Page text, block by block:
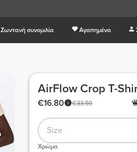
Ζωντανή συνομιλία Αγαπημένα
AirFlow Crop T-
€33.59
€16.80
Size
Χρώμα